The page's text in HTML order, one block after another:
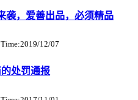
袭，爱善出品，必须精品
Time:2019/12/07
处罚通报